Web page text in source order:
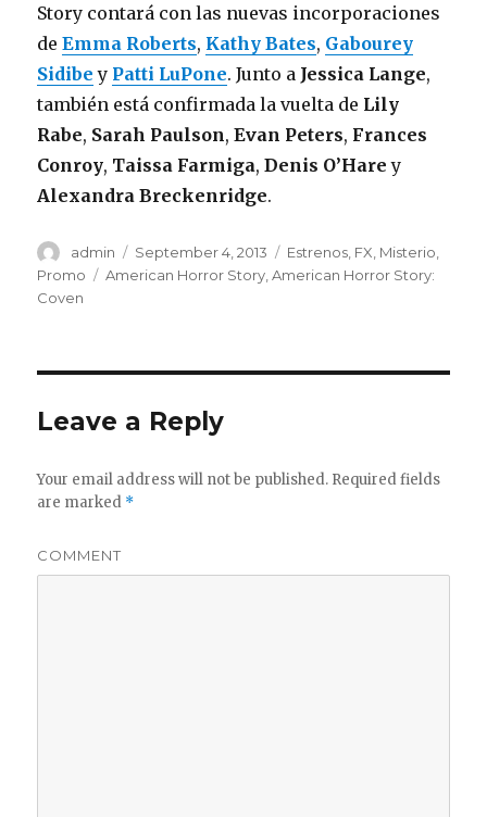
Story contará con las nuevas incorporaciones
deEmma Roberts, Kathy Bates, Gabourey
Sidibe y Patti LuPone. Junto a Jessica Lange,
también está confirmada la vuelta de Lily
Rabe, Sarah Paulson,Evan Peters, Frances
Conroy, Taissa Farmiga,Denis O’Hare y
Alexandra Breckenridge.
Author
admin
Posted
on
September 4, 2013 Categories
Estrenos FX Misterio
Promo
Tags
American Horror Story ,American Horror Story:
Coven
Leave a Reply
Your email address will not be published. Required fields
are marked *
COMMENT